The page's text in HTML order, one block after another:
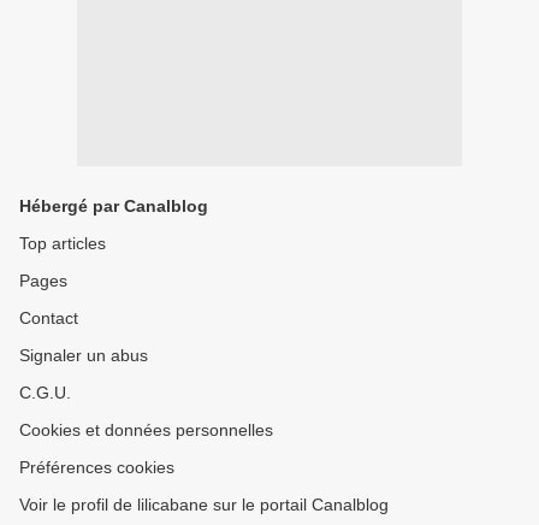
Hébergé par Canalblog
Top articles
Pages
Contact
Signaler un abus
C.G.U.
Cookies et données personnelles
Préférences cookies
Voir le profil de lilicabane sur le portail Canalblog